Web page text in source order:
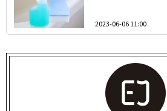
2023-06-06 11:00